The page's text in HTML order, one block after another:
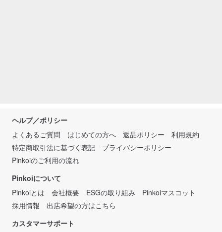
ヘルプ／ポリシー
よくあるご質問
はじめての方へ 返品ポリシー
利用規約
特定商取引法に基づく表記
プライバシーポリシー
Pinkoiのご利用の流れ
Pinkoiについて
Pinkoiとは
会社概要 ESGの取り組み
Pinkoiマスコット
採用情報
出店希望の方はこちら
カスタマーサポート